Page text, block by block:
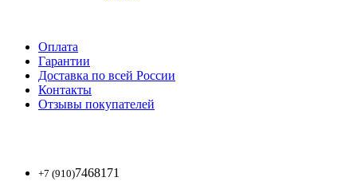
Оплата
Гарантии
Доставка по всей России
Контакты
Отзывы покупателей
+7 (910)7468171